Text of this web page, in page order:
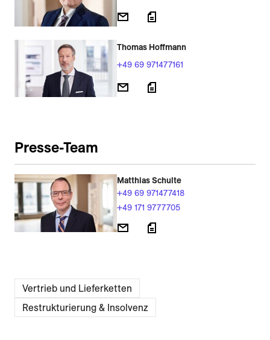
Thomas Hoffmann
+49 69 971477161
Presse-Team
Matthias Schulte
+49 69 971477418
+49 171 9777705
Vertrieb und Lieferketten
Restrukturierung & Insolvenz